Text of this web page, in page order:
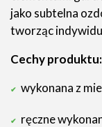
jako subtelna
tworząc
Cechy produktu:
wykonana z
ręczne